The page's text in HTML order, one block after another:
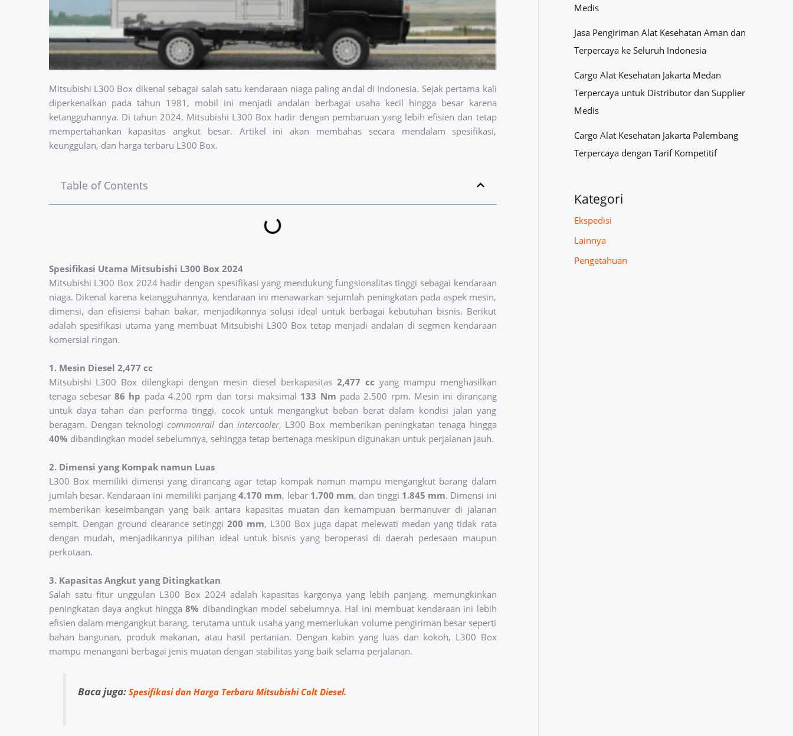
Mitsubishi L300 Box dikenal sebagai salah satu kendaraan niaga paling andal di Indonesia. Sejak pertama kali
diperkenalkan pada tahun 1981, mobil ini menjadi andalan berbagai usaha kecil hingga besar karena
ketangguhannya. Di tahun 2024, Mitsubishi L300 Box hadir dengan pembaruan yang lebih efisien dan tetap
mempertahankan kapasitas angkut besar. Artikel ini akan membahas secara mendalam spesifikasi,
keunggulan, dan harga terbaru L300 Box.
Table of Contents
Spesifikasi Utama Mitsubishi L300 Box 2024
Mitsubishi L300 Box 2024 hadir dengan spesifikasi yang mendukung fungsionalitas tinggi sebagai kendaraan
niaga. Dikenal karena ketangguhannya, kendaraan ini menawarkan sejumlah peningkatan pada aspek mesin,
dimensi, dan efisiensi bahan bakar, menjadikannya solusi ideal untuk berbagai kebutuhan bisnis. Berikut
adalah spesifikasi utama yang membuat Mitsubishi L300 Box tetap menjadi andalan di segmen kendaraan
komersial ringan.
1. Mesin Diesel 2,477 cc
Mitsubishi L300 Box dilengkapi dengan mesin diesel berkapasitas 2,477 cc yang mampu menghasilkan
tenaga sebesar86 hp pada 4.200 rpm dan torsi maksimal 133 Nm pada 2.500 rpm. Mesin ini dirancang
untuk daya tahan dan performa tinggi, cocok untuk mengangkut beban berat dalam kondisi jalan yang
beragam. Dengan teknologicommonrail dan intercooler, L300 Box memberikan peningkatan tenaga hingga
40% dibandingkan model sebelumnya, sehingga tetap bertenaga meskipun digunakan untuk perjalanan jauh.
2. Dimensi yang Kompak namun Luas
L300 Box memiliki dimensi yang dirancang agar tetap kompak namun mampu mengangkut barang dalam
jumlah besar. Kendaraan ini memiliki panjang 4.170 mm, lebar 1.700 mm, dan tinggi 1.845 mm. Dimensi ini
memberikan keseimbangan yang baik antara kapasitas muatan dan kemampuan bermanuver di jalanan
sempit. Dengan ground clearance setinggi 200 mm, L300 Box juga dapat melewati medan yang tidak rata
dengan mudah, menjadikannya pilihan ideal untuk bisnis yang beroperasi di daerah pedesaan maupun
perkotaan.
3. Kapasitas Angkut yang Ditingkatkan
Salah satu fitur unggulan L300 Box 2024 adalah kapasitas kargonya yang lebih panjang, memungkinkan
peningkatan daya angkut hingga8% dibandingkan model sebelumnya. Hal ini membuat kendaraan ini lebih
efisien dalam mengangkut barang, terutama untuk usaha yang memerlukan volume pengiriman besar seperti
bahan bangunan, produk makanan, atau hasil pertanian. Dengan kabin yang luas dan kokoh, L300 Box
mampu menangani berbagai jenis muatan dengan stabilitas yang baik selama perjalanan.
Baca juga:Spesifikasi dan Harga Terbaru Mitsubishi Colt Diesel.
Medis
Jasa Pengiriman Alat Kesehatan Aman dan
Terpercaya ke Seluruh Indonesia
Cargo Alat Kesehatan Jakarta Medan
Terpercaya untuk Distributor dan Supplier
Medis
Cargo Alat Kesehatan Jakarta Palembang
Terpercaya dengan Tarif Kompetitif
Kategori
Ekspedisi
Lainnya
Pengetahuan